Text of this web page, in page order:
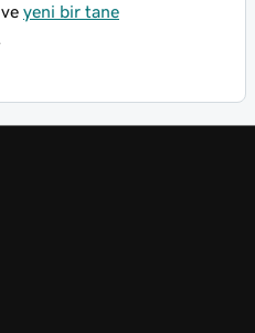
ve yeni bir tane